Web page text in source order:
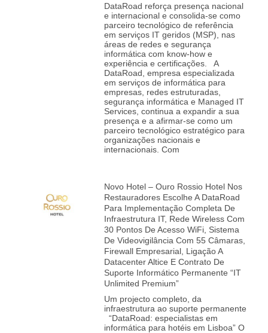
DataRoad reforça presença nacional
e internacional e consolida‑se como
parceiro tecnológico de referência
em serviços IT geridos (MSP), nas
áreas de redes e segurança
informática com know-how e
experiência e certificações. A
DataRoad, empresa especializada
em serviços de informática para
empresas, redes estruturadas,
segurança informática e Managed IT
Services, continua a expandir a sua
presença e a afirmar‑se como um
parceiro tecnológico estratégico para
organizações nacionais e
internacionais. Com
Novo Hotel – Ouro Rossio Hotel Nos
Restauradores Escolhe A DataRoad
Para Implementação Completa De
Infraestrutura IT, Rede Wireless Com
30 Pontos De Acesso WiFi, Sistema
De Videovigilância Com 55 Câmaras,
Firewall Empresarial, Ligação A
Datacenter Altice E Contrato De
Suporte Informático Permanente “IT
Unlimited Premium”
Um projecto completo, da
infraestrutura ao suporte permanente
“DataRoad: especialistas em
informática para hotéis em Lisboa” O